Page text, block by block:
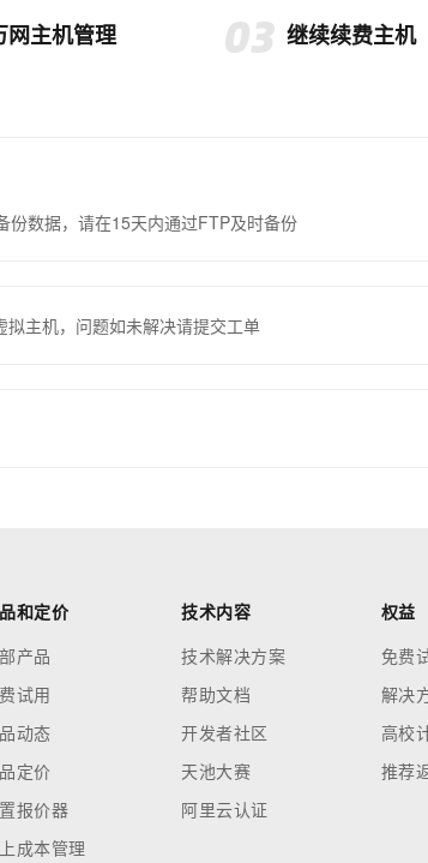
网主机管理 继续续费主机
份数据，请在15天内通过FTP及时备份
主机，问题如未解决请提交工单